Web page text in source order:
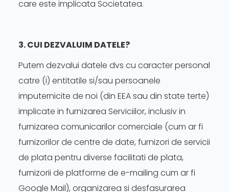
care este implicata Societatea.
3. CUI DEZVALUIM DATELE?
Putem dezvalui datele dvs cu caracter personal
catre (i) entitatile si/sau persoanele
imputernicite de noi (din EEA sau din state terte)
implicate in furnizarea Serviciilor, inclusiv in
furnizarea comunicarilor comerciale (cum ar fi
furnizorilor de centre de date, furnizori de servicii
de plata pentru diverse facilitati de plata,
furnizorii de platforme de e-mailing cum ar fi
Google Mail), organizarea si desfasurarea